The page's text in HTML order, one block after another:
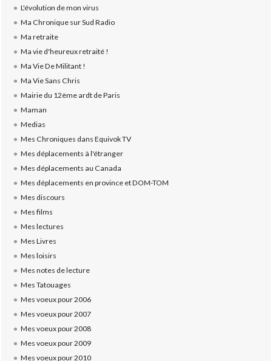
L'évolution de mon virus
Ma Chronique sur Sud Radio
Ma retraite
Ma vie d'heureux retraité !
Ma Vie De Militant !
Ma Vie Sans Chris
Mairie du 12ème ardt de Paris
Maman
Medias
Mes Chroniques dans Equivok TV
Mes déplacements à l'étranger
Mes déplacements au Canada
Mes déplacements en province et DOM-TOM
Mes discours
Mes films
Mes lectures
Mes Livres
Mes loisirs
Mes notes de lecture
Mes Tatouages
Mes voeux pour 2006
Mes voeux pour 2007
Mes voeux pour 2008
Mes voeux pour 2009
Mes voeux pour 2010